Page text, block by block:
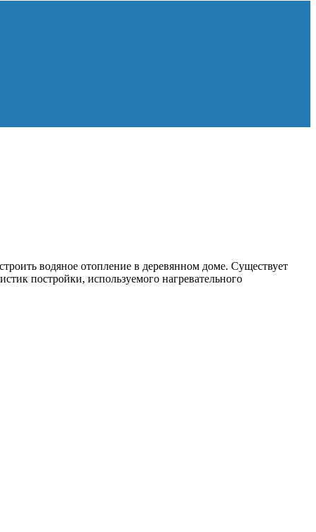
водяное отопление в деревянном доме. Существует
постройки, используемого нагревательного